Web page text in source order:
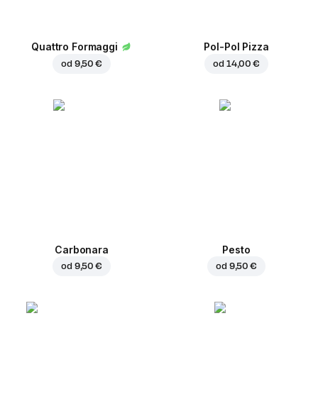
Quattro Formaggi
od 9,50 €
Pol-Pol Pizza
od 14,00 €
Carbonara
od 9,50 €
Pesto
od 9,50 €